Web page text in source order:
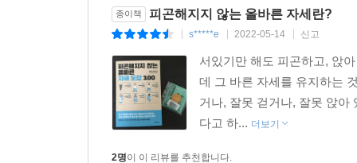
★★★★★
설거지할 때, 가파른 길 올라갈 때, 무거운 짐 들
법을 알려줘 좋았습니다. ‘피곤해지지 않는 몸’을
종이책 피곤해지지 않는 올바른 자세란?
s*****e 2022-05-14 신고
서있기만 해도 피곤하고, 앉
데 그 바른 자세를 유지하는
거나, 잘못 걷거나, 잘못 앉아
다고 하... 더보기
2명이 이 리뷰를 추천합니다.